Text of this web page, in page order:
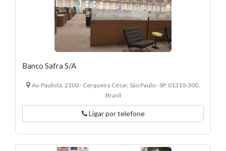
Banco Safra S/A
Av. Paulista, 2100 - Cerqueira César, São Paulo - SP, 01310-300,
Brasil
Ligar por telefone